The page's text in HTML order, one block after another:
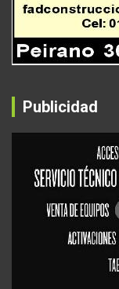
Publicidad